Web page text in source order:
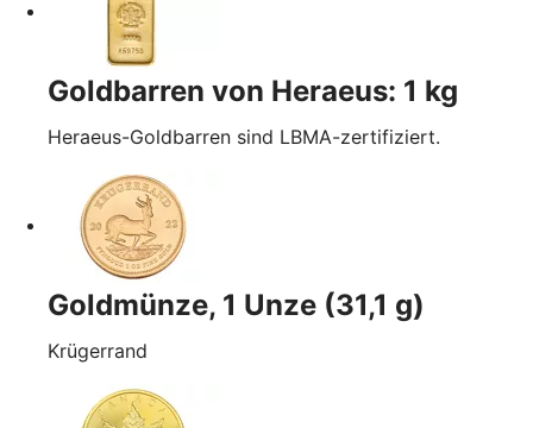
Goldbarren von Heraeus: 1 kg
Heraeus-Goldbarren sind LBMA-zertifiziert.
Goldmünze, 1 Unze (31,1 g)
Krügerrand